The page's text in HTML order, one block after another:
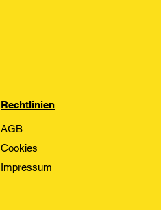
Rechtlinien
AGB
Cookies
Impressum